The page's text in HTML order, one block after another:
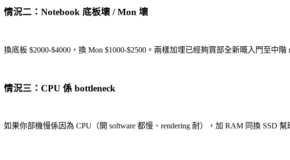
情況二：Notebook 底板壞 / Mon 壞
換底板 $2000-$4000，換 Mon $1000-$2500。兩樣加埋已經夠買部全新嘅入門至中
情況三：CPU 係 bottleneck
如果你部機慢係因為 CPU（開 software 都慢、rendering 耐），加 RAM 同換 SSD